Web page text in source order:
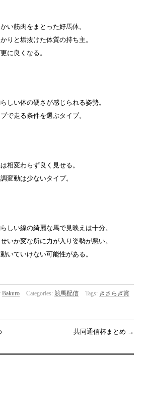
い筋肉をまとった好馬体。
りと垢抜けた体質の持ち主。
に良くなる。
しい体の硬さが感じられる姿勢。
で走る条件を選ぶタイプ。
相変わらず良く見せる。
変動は少ないタイプ。
しい線の綺麗な馬で見映えは十分。
いか変な所に力が入り姿勢が悪い。
いていけない可能性がある。
Bakuro Categories: 競馬配信 Tags: きさらぎ賞
共同通信杯まとめ →